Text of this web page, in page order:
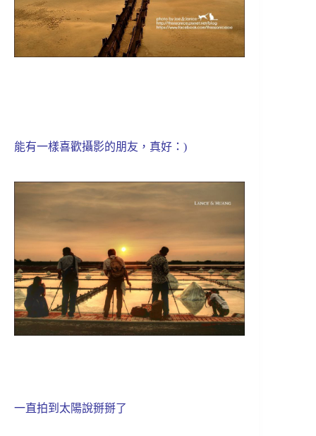
能有一樣喜歡攝影的朋友，真好：)
一直拍到太陽說掰掰了